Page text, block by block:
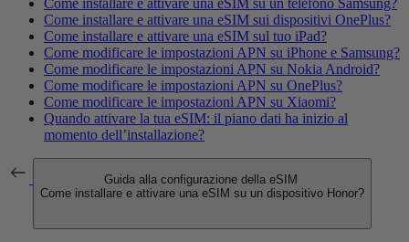
Come installare e attivare una eSIM su un telefono Samsung?
Come installare e attivare una eSIM sui dispositivi OnePlus?
Come installare e attivare una eSIM sul tuo iPad?
Come modificare le impostazioni APN su iPhone e Samsung?
Come modificare le impostazioni APN su Nokia Android?
Come modificare le impostazioni APN su OnePlus?
Come modificare le impostazioni APN su Xiaomi?
Quando attivare la tua eSIM: il piano dati ha inizio al
momento dell’installazione?
Guida alla configurazione della eSIM
Come installare e attivare una eSIM su un dispositivo Honor?